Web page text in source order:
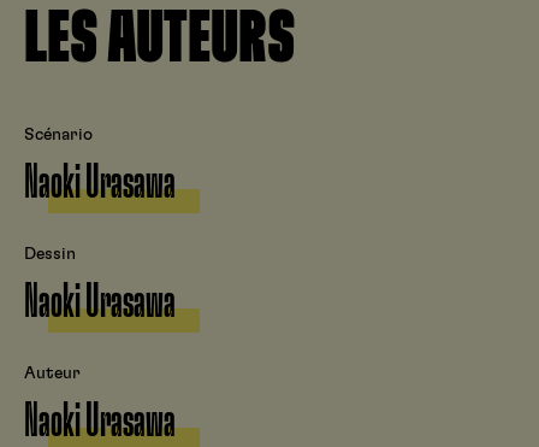
LES AUTEURS
Scénario
Naoki Urasawa
Dessin
Naoki Urasawa
Auteur
Naoki Urasawa